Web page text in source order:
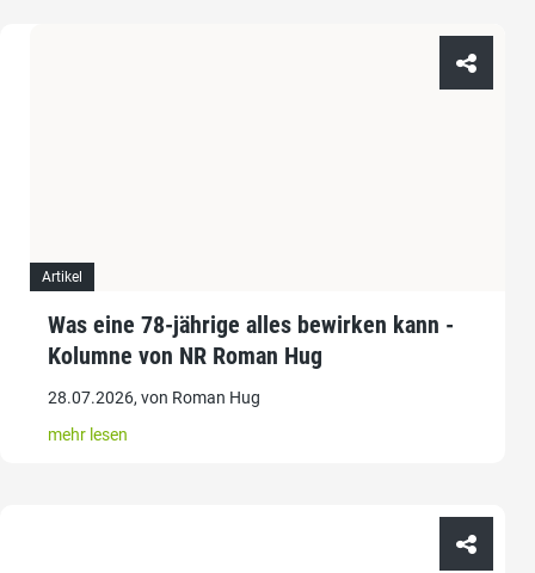
Artikel
Was eine 78-jährige alles bewirken kann -
Kolumne von NR Roman Hug
28.07.2026, von Roman Hug
mehr lesen